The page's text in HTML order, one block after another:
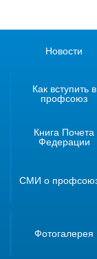
Новости
Как вступить в
профсоюз
Книга Почета
Федерации
СМИ о
Фотогалерея